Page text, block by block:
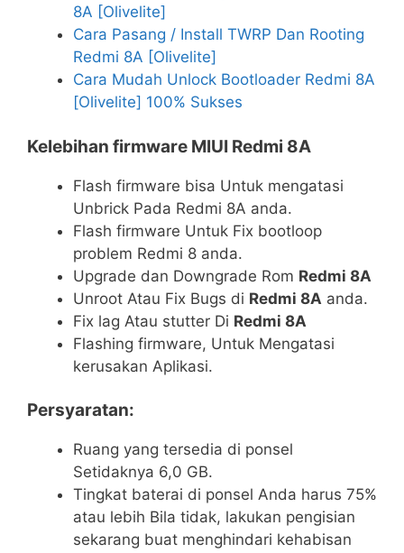
8A [Olivelite]
Cara Pasang / Install TWRP Dan Rooting
Redmi 8A [Olivelite]
Cara Mudah Unlock Bootloader Redmi 8A
[Olivelite] 100% Sukses
Kelebihan firmware MIUI Redmi 8A
Flash firmware bisa Untuk mengatasi
Unbrick Pada Redmi 8A anda.
Flash firmware Untuk Fix bootloop
problem Redmi 8 anda.
Upgrade dan Downgrade Rom Redmi 8A
Unroot Atau Fix Bugs di Redmi 8A anda.
Fix lag Atau stutter Di Redmi 8A
Flashing firmware, Untuk Mengatasi
kerusakan Aplikasi.
Persyaratan:
Ruang yang tersedia di ponsel
Setidaknya 6,0 GB.
Tingkat baterai di ponsel Anda harus 75%
atau lebih Bila tidak, lakukan pengisian
sekarang buat menghindari kehabisan